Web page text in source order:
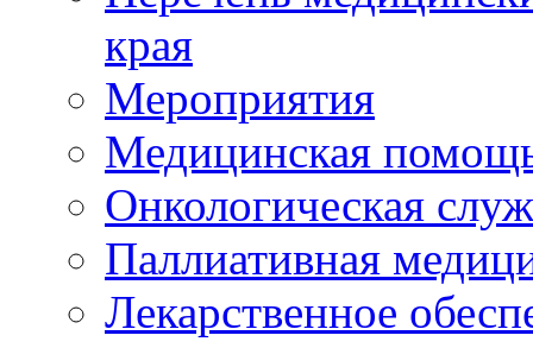
края
Мероприятия
Медицинская
Онкологическая
Паллиативная
Лекарственное